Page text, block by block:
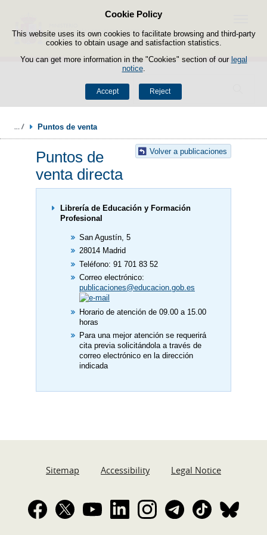
Cookie Policy
This website uses its own cookies to facilitate browsing and third-party
cookies to obtain usage and satisfaction statistics.
You can get more information in the "Cookies" section of our legal
notice.
Accept Reject
Skip to content
Search
Menu
Puntos de venta
Volver a publicaciones
Puntos de
venta directa
Librería de Educación y Formación
Profesional
San Agustín, 5
28014 Madrid
Teléfono: 91 701 83 52
Correo electrónico:
publicaciones@educacion.gob.es
Horario de atención de 09.00 a 15.00
horas
Para una mejor atención se requerirá
cita previa solicitándola a través de
correo electrónico en la dirección
indicada
Sitemap Accessibility Legal Notice